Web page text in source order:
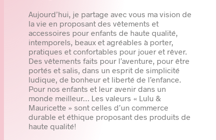
Aujourd’hui, je partage avec vous ma vision de
la vie en proposant des vêtements et
accessoires pour enfants de haute qualité,
intemporels, beaux et agréables à porter,
pratiques et confortables pour jouer et rêver.
Des vêtements faits pour l’aventure, pour être
portés et salis, dans un esprit de simplicité
ludique, de bonheur et liberté de l’enfance.
Pour nos enfants et leur avenir dans un
monde meilleur… Les valeurs « Lulu &
Mauricette » sont celles d’un commerce
durable et éthique proposant des produits de
haute qualité!